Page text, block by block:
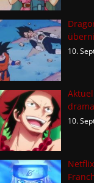
10.
10.